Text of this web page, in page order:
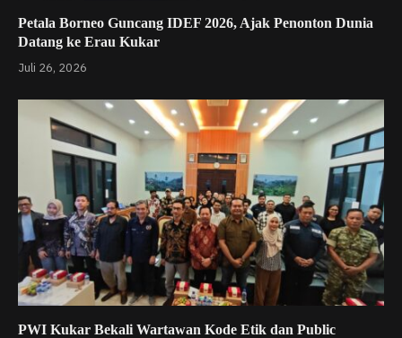
Petala Borneo Guncang IDEF 2026, Ajak Penonton Dunia
Datang ke Erau Kukar
Juli 26, 2026
PWI Kukar Bekali Wartawan Kode Etik dan Public